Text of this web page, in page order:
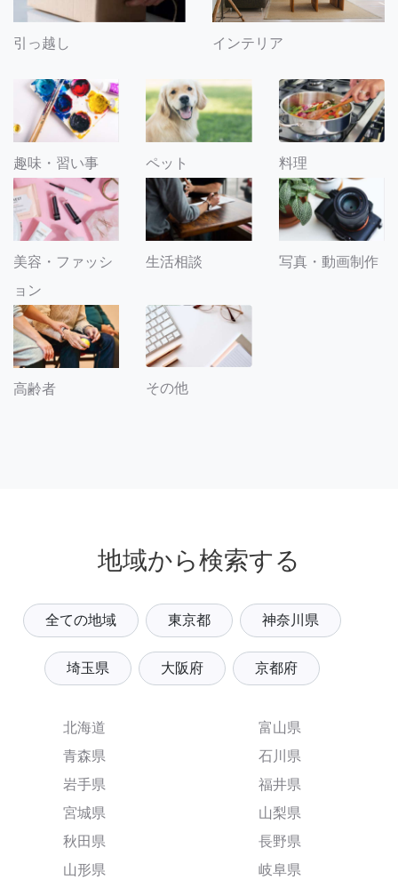
引っ越し インテリア
趣味・習い事 ペット 料理
美容・ファッシ
ョン
生活相談 写真・動画制作
高齢者 その他
地域から検索する
全ての地域 東京都 神奈川県
埼玉県 大阪府 京都府
北海道
青森県
岩手県
宮城県
秋田県
山形県
富山県
石川県
福井県
山梨県
長野県
岐阜県